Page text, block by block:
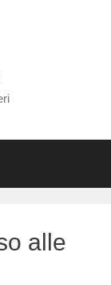
alle